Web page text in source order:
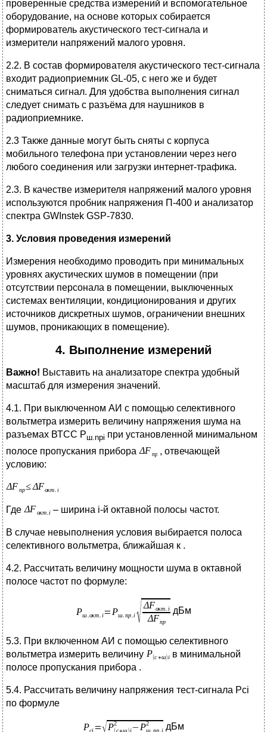
проверенные средства измерений и вспомогательное
оборудование, на основе которых собирается
формирователь акустического тест-сигнала и
измерители напряжений малого уровня.
2.2. В состав формирователя акустического тест-сигнала
входит радиоприемник GL-05, с него же и будет
сниматься сигнал. Для удобства выполнения сигнал
следует снимать с разъёма для наушников в
радиоприемнике.
2.3 Также данные могут быть сняты с корпуса
мобильного телефона при установлении через него
любого соединения или загрузки интернет-трафика.
2.3. В качестве измерителя напряжений малого уровня
используются пробник напряжения П-400 и анализатор
спектра GWInstek GSP-7830.
3. Условия проведения измерений
Измерения необходимо проводить при минимальных
уровнях акустических шумов в помещении (при
отсутствии персонала в помещении, выключенных
системах вентиляции, кондиционирования и других
источников дискретных шумов, ограничении внешних
шумов, проникающих в помещение).
4. Выполнение измерений
Важно! Выставить на анализаторе спектра удобный
масштаб для измерения значений.
4.1. При выключенном АИ с помощью селективного
вольтметра измерить величину напряжения шума на
разъемах ВТСС Pш.npi при установленной минимальном
полосе пропускания прибора
, отвечающей
условию:
Где – ширина i-й октавной полосы частот.
В случае невыполнения условия выбирается полоса
селективного вольтметра, ближайшая к .
4.2. Рассчитать величину мощности шума в октавной
полосе частот по формуле:
дБм
5.3. При включенном АИ с помощью селективного
вольтметра измерить величину
в минимальной
полосе пропускания прибора .
5.4. Рассчитать величину напряжения тест-сигнала Pci
по формуле
дБм